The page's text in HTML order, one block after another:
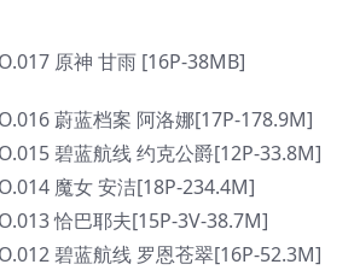
原神 甘雨 [16P-38MB]
蔚蓝档案 阿洛娜[17P-178.9M]
碧蓝航线 约克公爵[12P-33.8M]
魔女 安洁[18P-234.4M]
恰巴耶夫[15P-3V-38.7M]
碧蓝航线 罗恩苍翠[16P-52.3M]